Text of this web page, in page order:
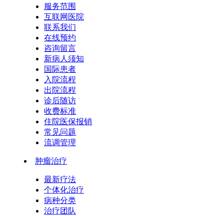
服务范围
互联网医院
联系我们
在线预约
咨询留言
新病人须知
国际患者
入院流程
出院流程
诊后随访
收费标准
住院医保报销
常见问题
流调管理
肿瘤治疗
最新疗法
个体化治疗
病种分类
治疗团队